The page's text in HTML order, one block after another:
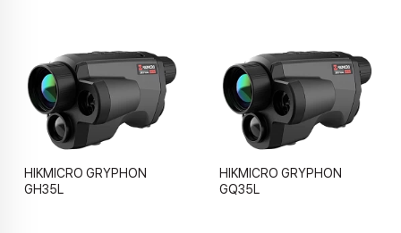
HIKMICRO GRYPHON
GH35L
HIKMICRO GRYPHON
GQ35L